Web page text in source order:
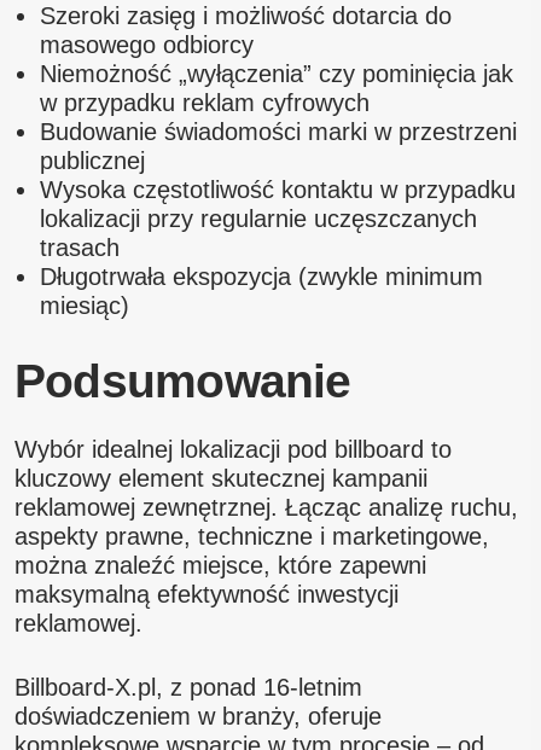
Szeroki zasięg i możliwość dotarcia do
masowego odbiorcy
Niemożność „wyłączenia” czy pominięcia jak
w przypadku reklam cyfrowych
Budowanie świadomości marki w przestrzeni
publicznej
Wysoka częstotliwość kontaktu w przypadku
lokalizacji przy regularnie uczęszczanych
trasach
Długotrwała ekspozycja (zwykle minimum
miesiąc)
Podsumowanie
Wybór idealnej lokalizacji pod billboard to
kluczowy element skutecznej kampanii
reklamowej zewnętrznej. Łącząc analizę ruchu,
aspekty prawne, techniczne i marketingowe,
można znaleźć miejsce, które zapewni
maksymalną efektywność inwestycji
reklamowej.
Billboard-X.pl, z ponad 16-letnim
doświadczeniem w branży, oferuje